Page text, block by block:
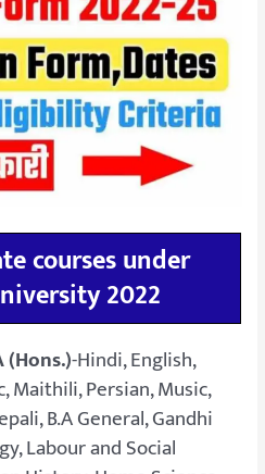
courses under
2022
-Hindi, English,
Maithili, Persian, Music,
B.A General, Gandhi
Labour and Social